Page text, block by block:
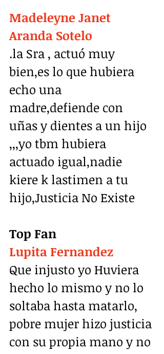
Madeleyne Janet
Aranda Sotelo
.la Sra , actuó muy
bien,es lo que hubiera
echo una
madre,defiende con
uñas y dientes a un hijo
,,,yo tbm hubiera
actuado igual,nadie
kiere k lastimen a tu
hijo,Justicia No Existe
Top Fan
Lupita Fernandez
Que injusto yo Huviera
hecho lo mismo y no lo
soltaba hasta matarlo,
pobre mujer hizo justicia
con su propia mano y no